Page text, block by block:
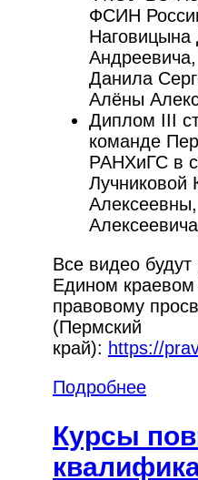
ФСИН
Наговицына
Данила
Алёны
Диплом III
команде
РАНХиГС в
Лучниковой
Все видео
Едином краевом
правовому
(Пермский
край): https://
Подробнее
Курсы